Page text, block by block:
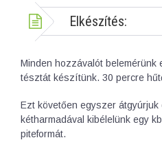
Elkészítés:
Minden hozzávalót belemérünk
tésztát készítünk. 30 percre
Ezt követően egyszer
kétharmadával kibélelünk egy
piteformát.